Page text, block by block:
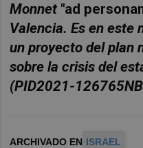
Monnet "ad
Valencia. Es en este
un proyecto del plan
sobre la crisis del
(PID2021-
ARCHIVADO EN ISRAEL